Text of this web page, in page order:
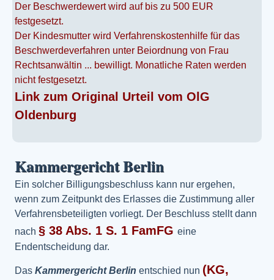
Der Beschwerdewert wird auf bis zu 500 EUR
festgesetzt.
Der Kindesmutter wird Verfahrenskostenhilfe für das
Beschwerdeverfahren unter Beiordnung von Frau
Rechtsanwältin ... bewilligt. Monatliche Raten werden
nicht festgesetzt.
Link zum Original Urteil vom OlG
Oldenburg
Kammergericht Berlin
Ein solcher Billigungsbeschluss kann nur ergehen,
wenn zum Zeitpunkt des Erlasses die Zustimmung aller
Verfahrensbeteiligten vorliegt. Der Beschluss stellt dann
nach § 38 Abs. 1 S. 1 FamFG eine
Endentscheidung dar.
Das Kammergericht Berlin entschied nun (KG,